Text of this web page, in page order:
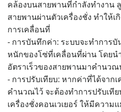
คล้องบนสายพานที่กำลังทำงาน
สายพานผ่านตัวเครื่องชั่ง ทำให้เ
การเคลื่อนที่
- การบันทึกค่า: ระบบจะทำการ
หนักของโซ่ที่เคลื่อนที่ผ่าน โดยน
อัตราเร็วของสายพานมาคำนว
- การปรับเทียบ: หากค่าที่ได้จาก
คำนวณไว้ จะต้องทำการปรับเที
เครื่องชั่งคอนเวเยอร์ ให้มีควา